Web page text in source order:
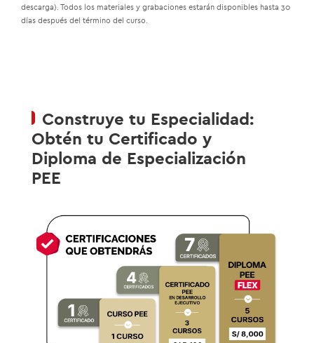
descarga). Todos los materiales y grabaciones estarán disponibles hasta 30
días después del término del curso.
Construye tu Especialidad:
Obtén tu Certificado y
Diploma de Especialización
PEE